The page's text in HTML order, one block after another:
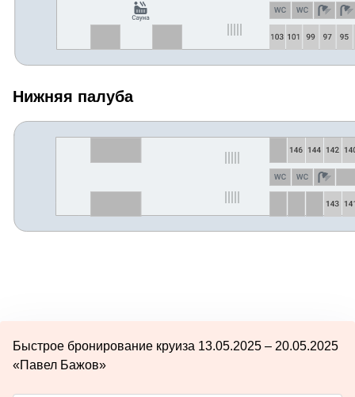
Нижняя палуба
Быстрое бронирование круиза 13.05.2025 – 20.05.2025
«Павел Бажов»